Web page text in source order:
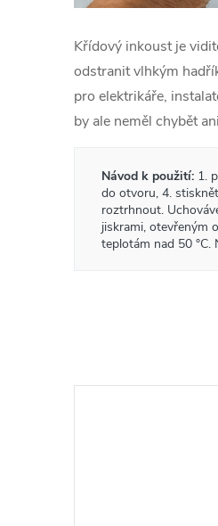
Křídový inkoust je
odstranit vlhkým
pro elektrikáře,
by ale neměl chybět
Návod k použití: 1.
do otvoru, 4.
roztrhnout.
jiskrami, otevřeným
teplotám nad 50 °C.